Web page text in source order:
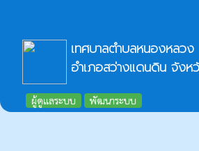
เทศบาลตำบลหนองหลวง
อำเภอสว่างแดนดิน จังห
ผู้ดูแลระบบ พัฒนาระบบ